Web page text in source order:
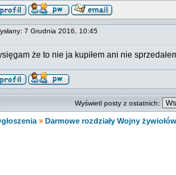
7 Grudnia 2016, 10:45
że to nie ja kupiłem ani nie
Wyświetl posty z ostatnich:
» Darmowe rozdziały Wojny